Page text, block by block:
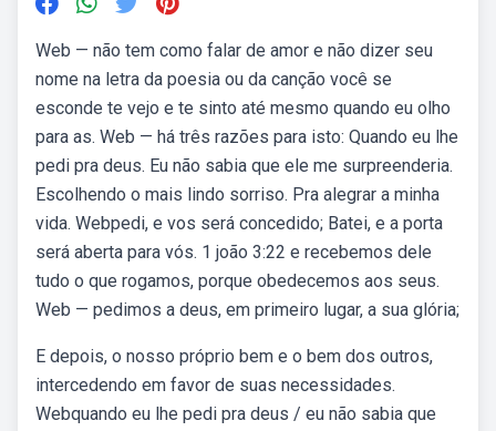
Web — não tem como falar de amor e não dizer seu
nome na letra da poesia ou da canção você se
esconde te vejo e te sinto até mesmo quando eu olho
para as. Web — há três razões para isto: Quando eu lhe
pedi pra deus. Eu não sabia que ele me surpreenderia.
Escolhendo o mais lindo sorriso. Pra alegrar a minha
vida. Webpedi, e vos será concedido; Batei, e a porta
será aberta para vós. 1 joão 3:22 e recebemos dele
tudo o que rogamos, porque obedecemos aos seus.
Web — pedimos a deus, em primeiro lugar, a sua glória;
E depois, o nosso próprio bem e o bem dos outros,
intercedendo em favor de suas necessidades.
Webquando eu lhe pedi pra deus / eu não sabia que